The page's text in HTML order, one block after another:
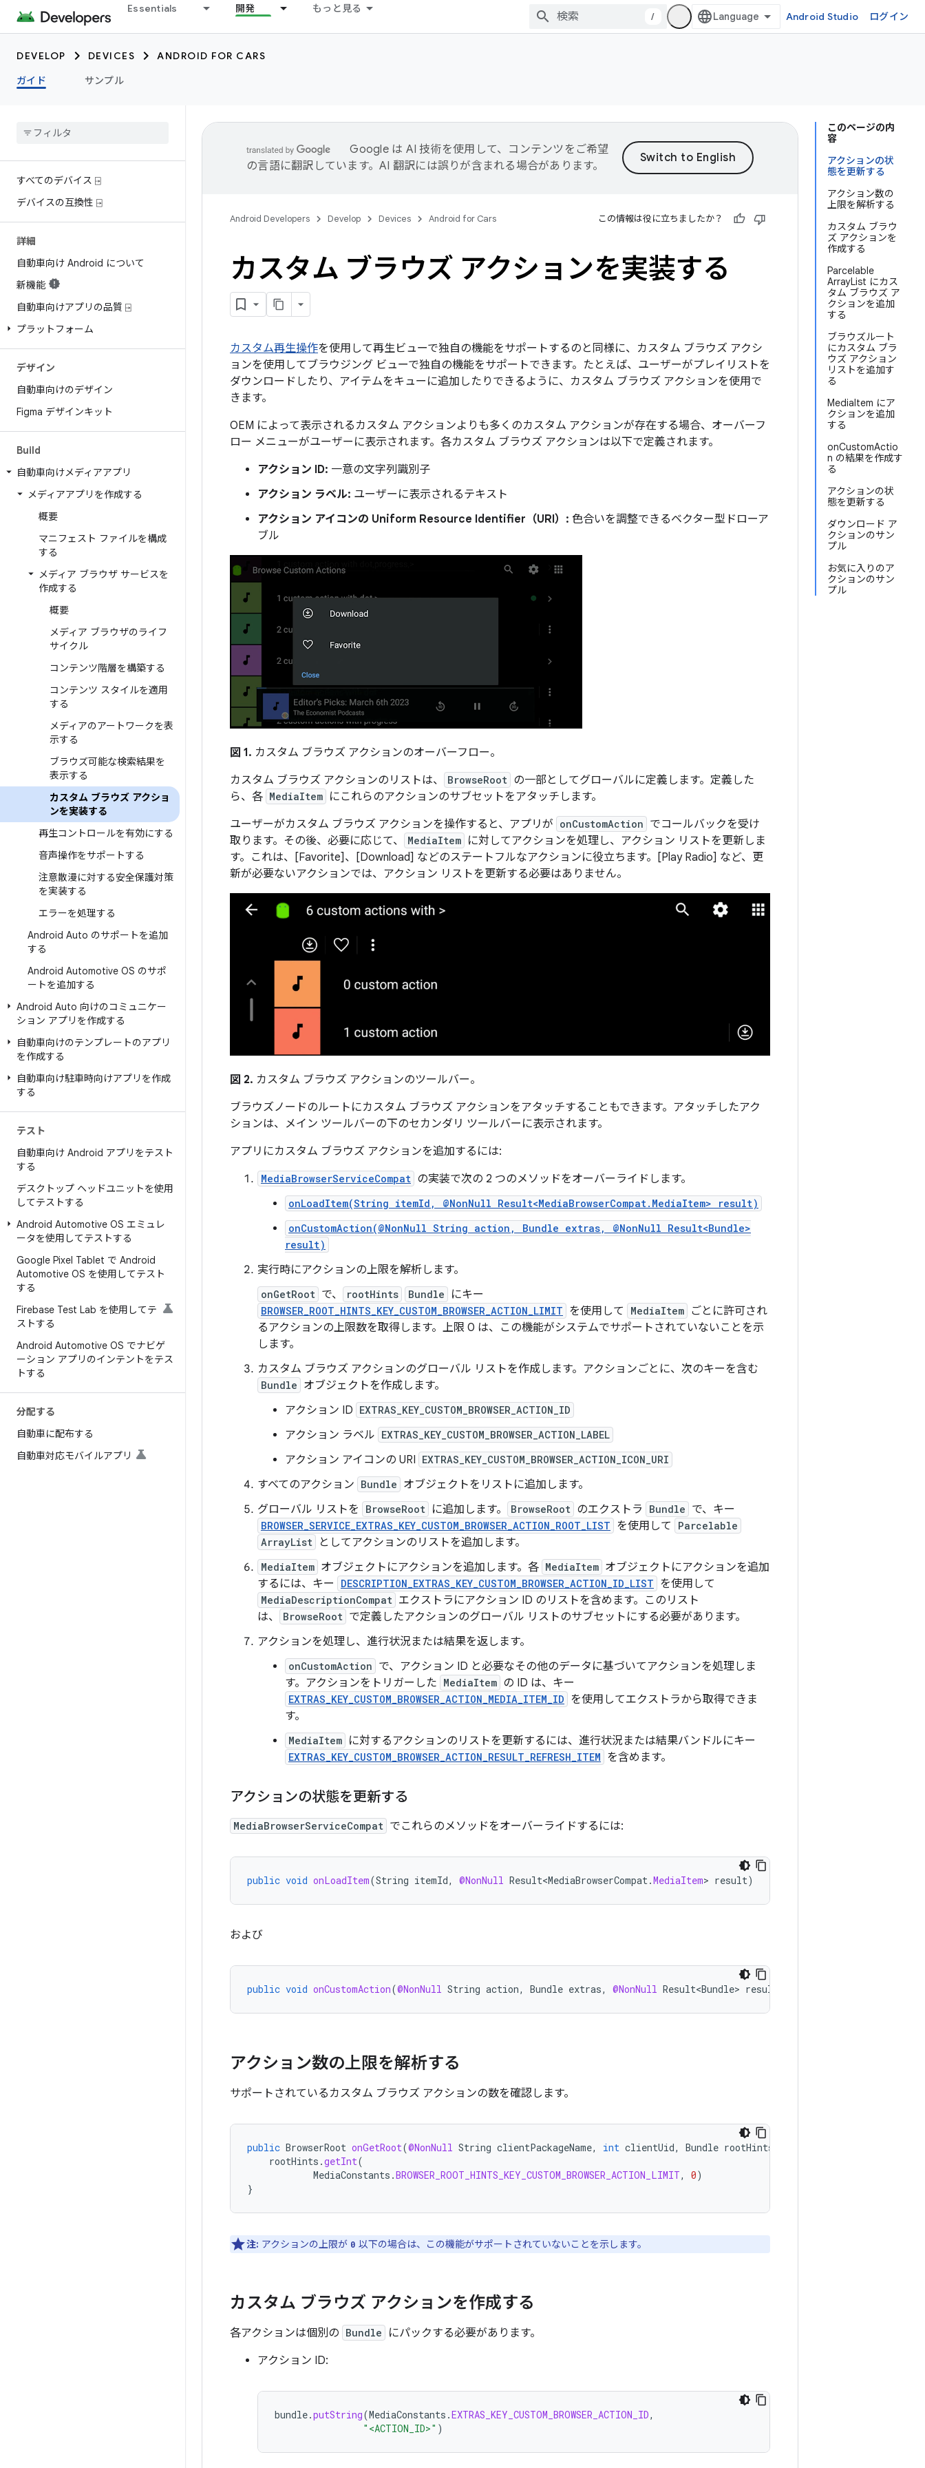
Essentials 開発 もっと見る
/ Android Studio ログイン
DEVELOP DEVICES
ANDROID FOR CARS
ガイド
サンプル
すべてのデバイス ⍈
デバイスの互換性 ⍈
詳細
自動車向け Android について
新機能
自動車向けアプリの品質 ⍈
プラットフォーム
デザイン
自動車向けのデザイン
Figma デザインキット
Build
自動車向けメディアアプリ
メディアアプリを作成する
概要
マニフェスト ファイルを構成
する
メディア ブラウザ サービスを
作成する
概要
メディア ブラウザのライフ
サイクル
コンテンツ階層を構築する
コンテンツ スタイルを適用
する
メディアのアートワークを表
示する
ブラウズ可能な検索結果を
表示する
カスタム ブラウズ アクショ
ンを実装する
再生コントロールを有効にする
音声操作をサポートする
注意散漫に対する安全保護対策
を実装する
エラーを処理する
Android Auto のサポートを追加
する
Android Automotive OS のサポ
ートを追加する
Android Auto 向けのコミュニケー
ション アプリを作成する
自動車向けのテンプレートのアプリ
を作成する
自動車向け駐車時向けアプリを作成
する
テスト
自動車向け Android アプリをテスト
する
デスクトップ ヘッドユニットを使用
してテストする
Android Automotive OS エミュレ
ータを使用してテストする
Google Pixel Tablet で Android
Automotive OS を使用してテスト
する
Firebase Test Lab を使用してテ
ストする
Android Automotive OS でナビゲ
ーション アプリのインテントをテス
トする
分配する
自動車に配布する
自動車対応モバイルアプリ
このページの内
容
アクションの状
態を更新する
アクション数の
上限を解析する
カスタム ブラウ
ズ アクションを
作成する
Parcelable
ArrayList にカス
タム ブラウズ ア
クションを追加
する
ブラウズルート
にカスタム ブラ
ウズ アクション
リストを追加す
る
MediaItem にア
クションを追加
する
onCustomActio
n の結果を作成す
る
アクションの状
態を更新する
ダウンロード ア
クションのサン
プル
お気に入りのア
クションのサン
プル
Google は AI 技術を使用して、コンテンツをご希望
の言語に翻訳しています。AI 翻訳には誤りが含まれる場合があります。
Android Developers Develop Devices Android for Cars この情報は役に立ちましたか？
カスタム ブラウズ アクションを実装する
カスタム再生操作を使用して再生ビューで独自の機能をサポートするのと同様に、カスタム ブラウズ アクシ
ョンを使用してブラウジング ビューで独自の機能をサポートできます。たとえば、ユーザーがプレイリストを
ダウンロードしたり、アイテムをキューに追加したりできるように、カスタム ブラウズ アクションを使用で
きます。
OEM によって表示されるカスタム アクションよりも多くのカスタム アクションが存在する場合、オーバーフ
ロー メニューがユーザーに表示されます。各カスタム ブラウズ アクションは以下で定義されます。
アクション ID: 一意の文字列識別子
アクション ラベル: ユーザーに表示されるテキスト
アクション アイコンの Uniform Resource Identifier（URI）: 色合いを調整できるベクター型ドローア
ブル
図 1. カスタム ブラウズ アクションのオーバーフロー。
カスタム ブラウズ アクションのリストは、
BrowseRoot の一部としてグローバルに定義します。定義した
ら、各 MediaItem にこれらのアクションのサブセットをアタッチします。
ユーザーがカスタム ブラウズ アクションを操作すると、アプリが onCustomAction でコールバックを受け
取ります。その後、必要に応じて、
MediaItem に対してアクションを処理し、アクション リストを更新しま
す。これは、[Favorite]、[Download] などのステートフルなアクションに役立ちます。[Play Radio] など、更
新が必要ないアクションでは、アクション リストを更新する必要はありません。
図 2. カスタム ブラウズ アクションのツールバー。
ブラウズノードのルートにカスタム ブラウズ アクションをアタッチすることもできます。アタッチしたアク
ションは、メイン ツールバーの下のセカンダリ ツールバーに表示されます。
アプリにカスタム ブラウズ アクションを追加するには:
MediaBrowserServiceCompat の実装で次の 2 つのメソッドをオーバーライドします。
onLoadItem(String itemId, @NonNull Result<MediaBrowserCompat.MediaItem> result)
onCustomAction(@NonNull String action, Bundle extras, @NonNull Result<Bundle>
result)
実行時にアクションの上限を解析します。
onGetRoot で、 rootHints Bundle にキー
BROWSER_ROOT_HINTS_KEY_CUSTOM_BROWSER_ACTION_LIMIT を使用して MediaItem ごとに許可され
るアクションの上限数を取得します。上限 0 は、この機能がシステムでサポートされていないことを示
します。
カスタム ブラウズ アクションのグローバル リストを作成します。アクションごとに、次のキーを含む
Bundle オブジェクトを作成します。
アクション ID EXTRAS_KEY_CUSTOM_BROWSER_ACTION_ID
アクション ラベル EXTRAS_KEY_CUSTOM_BROWSER_ACTION_LABEL
アクション アイコンの URI EXTRAS_KEY_CUSTOM_BROWSER_ACTION_ICON_URI
すべてのアクション Bundle オブジェクトをリストに追加します。
グローバル リストを
BrowseRoot に追加します。 BrowseRoot のエクストラ Bundle で、キー
BROWSER_SERVICE_EXTRAS_KEY_CUSTOM_BROWSER_ACTION_ROOT_LIST を使用して
Parcelable
ArrayList
としてアクションのリストを追加します。
MediaItem オブジェクトにアクションを追加します。各 MediaItem オブジェクトにアクションを追加
するには、キー
DESCRIPTION_EXTRAS_KEY_CUSTOM_BROWSER_ACTION_ID_LIST を使用して
MediaDescriptionCompat エクストラにアクション ID のリストを含めます。このリスト
は、
BrowseRoot で定義したアクションのグローバル リストのサブセットにする必要があります。
アクションを処理し、進行状況または結果を返します。
onCustomAction で、アクション ID と必要なその他のデータに基づいてアクションを処理しま
す。アクションをトリガーした MediaItem の ID は、キー
EXTRAS_KEY_CUSTOM_BROWSER_ACTION_MEDIA_ITEM_ID を使用してエクストラから取得できま
す。
MediaItem に対するアクションのリストを更新するには、進行状況または結果バンドルにキー
EXTRAS_KEY_CUSTOM_BROWSER_ACTION_RESULT_REFRESH_ITEM を含めます。
アクションの状態を更新する
MediaBrowserServiceCompat でこれらのメソッドをオーバーライドするには:
public void onLoadItem(String itemId, @NonNull Result<MediaBrowserCompat .MediaItem> result)
および
public void onCustomAction(@NonNull String action, Bundle extras, @NonNull Result<Bundle> result
アクション数の上限を解析する
サポートされているカスタム ブラウズ アクションの数を確認します。
public BrowserRoot onGetRoot(@NonNull String clientPackageName, int clientUid, Bundle rootHints
rootHints .getInt(
MediaConstants .BROWSER_ROOT_HINTS_KEY_CUSTOM_BROWSER_ACTION_LIMIT, 0)
}
注: アクションの上限が 0 以下の場合は、この機能がサポートされていないことを示します。
カスタム ブラウズ アクションを作成する
各アクションは個別の Bundle
にパックする必要があります。
アクション ID:
bundle.putString(MediaConstants .EXTRAS_KEY_CUSTOM_BROWSER_ACTION_ID,
"<ACTION_ID>" )